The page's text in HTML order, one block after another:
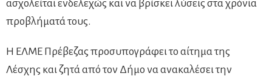
ασχολείται ενδελεχώς και να βρίσκει λύσεις στα χρόνια
προβλήματά τους.
Η ΕΛΜΕ Πρέβεζας προσυπογράφει το αίτημα της
Λέσχης και ζητά από τον Δήμο να ανακαλέσει την